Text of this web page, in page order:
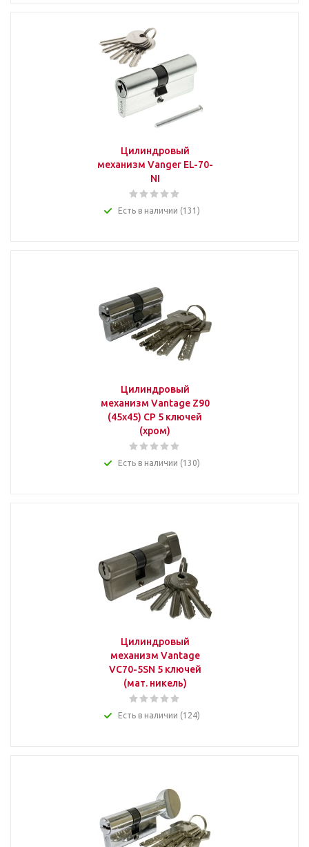
Цилиндровый
механизм Vanger EL-70-
NI
Есть в наличии (131)
Цилиндровый
механизм Vantage Z90
(45x45) СР 5 ключей
(хром)
Есть в наличии (130)
Цилиндровый
механизм Vantage
VC70-5SN 5 ключей
(мат. никель)
Есть в наличии (124)